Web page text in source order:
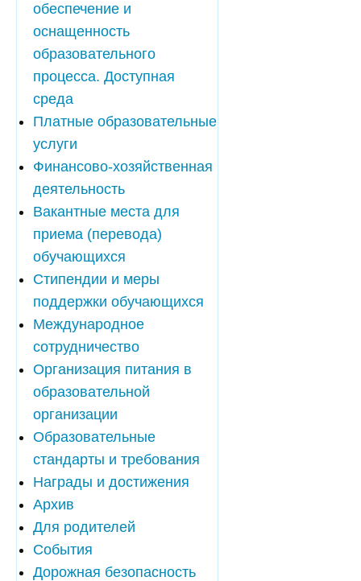
обеспечение и
оснащенность
образовательного
процесса. Доступная
среда
Платные образовательные
услуги
Финансово-хозяйственная
деятельность
Вакантные места для
приема (перевода)
обучающихся
Стипендии и меры
поддержки обучающихся
Международное
сотрудничество
Организация питания в
образовательной
организации
Образовательные
стандарты и требования
Награды и достижения
Архив
Для родителей
События
Дорожная безопасность